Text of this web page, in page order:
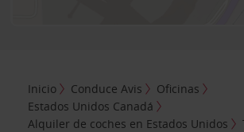
Inicio Conduce Avis
Oficinas
Estados Unidos Canadá
Alquiler de coches en Estados Unidos